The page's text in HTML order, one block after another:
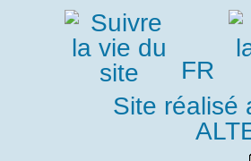
FR
Site réalisé